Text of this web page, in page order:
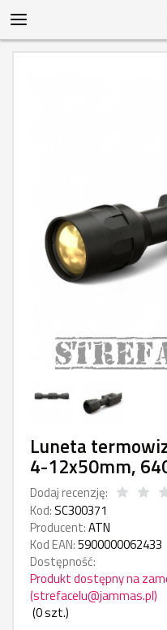
Luneta
4-12x50mm,
Dodaj recenzję:
Kod:SC300371
Producent:ATN
Kod EAN:5900000062433
Dostępność:
Produkt dostępny na
(strefacelu@jammas.pl)
(0szt.)